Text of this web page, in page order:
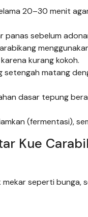
20–30 menit
sebelum
kurang kokoh.
setengah matang
dasar tepung
(fermentasi),
Kue
seperti bunga,